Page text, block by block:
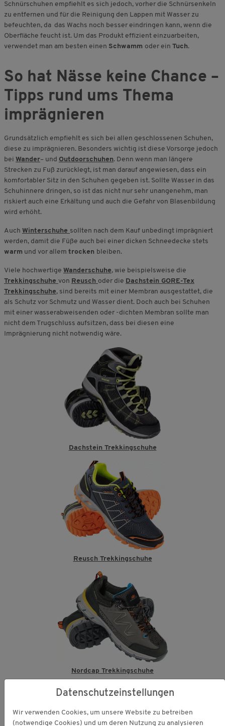
Schnürschuhen empfiehlt es sich jedoch, vorher die Schnürsenkeln
zu entfernen und für die Reinigung den Lappen mit Wasser zu
befeuchten, da das Wachs noch besser eindringen kann, wenn die
Oberfläche feucht ist. Um das Produkt effizient einzuarbeiten,
verwendet man am besten einen Schwamm oder ein Tuch.
So hat Nässe keine Chance –
Tipps rund ums Thema
imprägnieren
Grundsätzlich empfiehlt es sich bei allen geschlossenen Schuhen,
diese zu imprägnieren. Besonders wichtig ist diese Vorsorge jedoch
bei Wander– und Outdoorschuhen. Denn wenn man längere
Strecken zu Fuß zurücklegt, ist man darauf angewiesen, dass ein
komfortabler Sitz in den Schuhen gegeben ist. Sollte Wasser in das
Schuhinnere dringen, so ist das nicht nur sehr unangenehm, man
riskiert auch eine Erkältung und auch die Gefahr von Blasenbildung
wird erhöht.
Auch Winterschuhe sollten nach dem Kauf unbedingt imprägniert
werden, damit die Füße auch bei einer dicken Schneedecke stets
warm und vor allem trocken bleiben.
Viele hochwertige Wanderschuhe, wie beispielsweise die
Trekkingschuhe von Reusch oder die Dachstein GORE-Tex
Trekkingschuhe, sind bereits mit einer Membran ausgestattet, die
als Schutz vor Schmutz und Wasser dient. Doch auch bei Schuhen
mit einer wasserabweisenden oder -dichten Membran sollte man
nicht dem Trugschluss aufsitzen, dass bei diesen eine
Imprägnierung nicht notwendig wäre.
Dachstein Trekkingschuhe
Reusch Trekkingschuhe
Nordcap Trekkingschuhe
Datenschutzeinstellungen
Wir verwenden Cookies, um unsere Website zu betreiben
(notwendige Cookies) und um deren Nutzung zu analysieren